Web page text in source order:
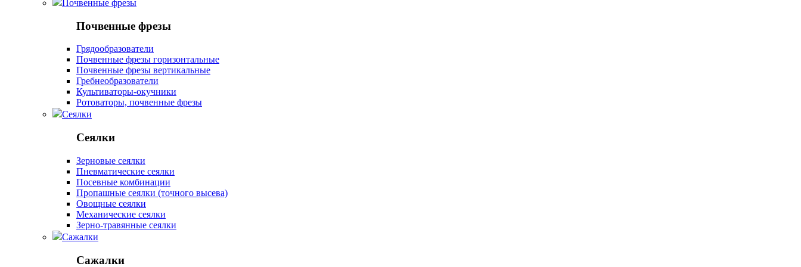
Почвенные фрезы
Почвенные фрезы
Грядообразователи
Почвенные фрезы горизонтальные
Почвенные фрезы вертикальные
Гребнеобразователи
Культиваторы-окучники
Ротоваторы, почвенные фрезы
Сеялки
Сеялки
Зерновые сеялки
Пневматические сеялки
Посевные комбинации
Пропашные сеялки (точного высева)
Овощные сеялки
Механические сеялки
Зерно-травянные сеялки
Сажалки
Сажалки